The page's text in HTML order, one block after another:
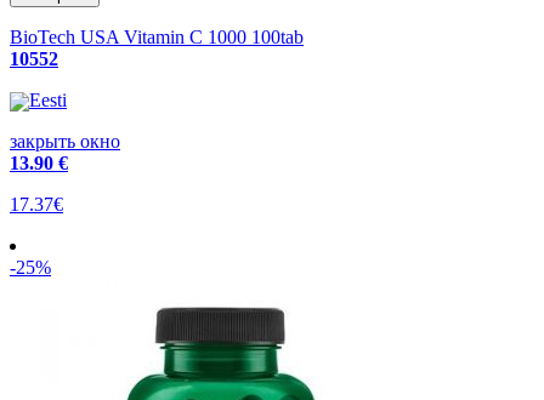
BioTech USA Vitamin C 1000 100tab
10552
Eesti
закрыть окно
13.90 €
17.37€
-25%